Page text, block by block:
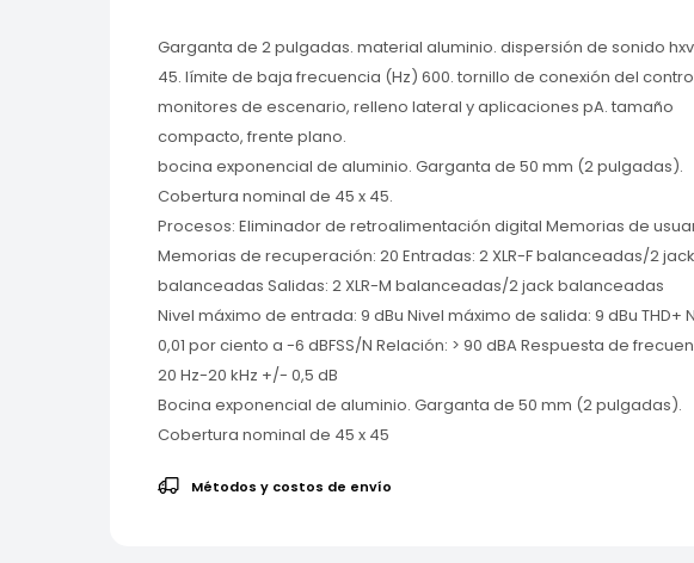
Garganta de 2 pulgadas. material aluminio. dispersión de sonido
45. límite de baja frecuencia (Hz) 600. tornillo de conexión del
monitores de escenario, relleno lateral y aplicaciones pA. tamaño
compacto, frente plano.
bocina exponencial de aluminio. Garganta de 50 mm (2 pulgadas).
Cobertura nominal de 45 x 45.
Procesos: Eliminador de retroalimentación digital Memorias de
Memorias de recuperación: 20 Entradas: 2 XLR-F balanceadas/2 jack
balanceadas Salidas: 2 XLR-M balanceadas/2 jack balanceadas
Nivel máximo de entrada: 9 dBu Nivel máximo de salida: 9 dBu THD+
0,01 por ciento a -6 dBFSS/N Relación: > 90 dBA Respuesta de
20 Hz-20 kHz +/- 0,5 dB
Bocina exponencial de aluminio. Garganta de 50 mm (2 pulgadas).
Cobertura nominal de 45 x 45
Métodos y costos de envío